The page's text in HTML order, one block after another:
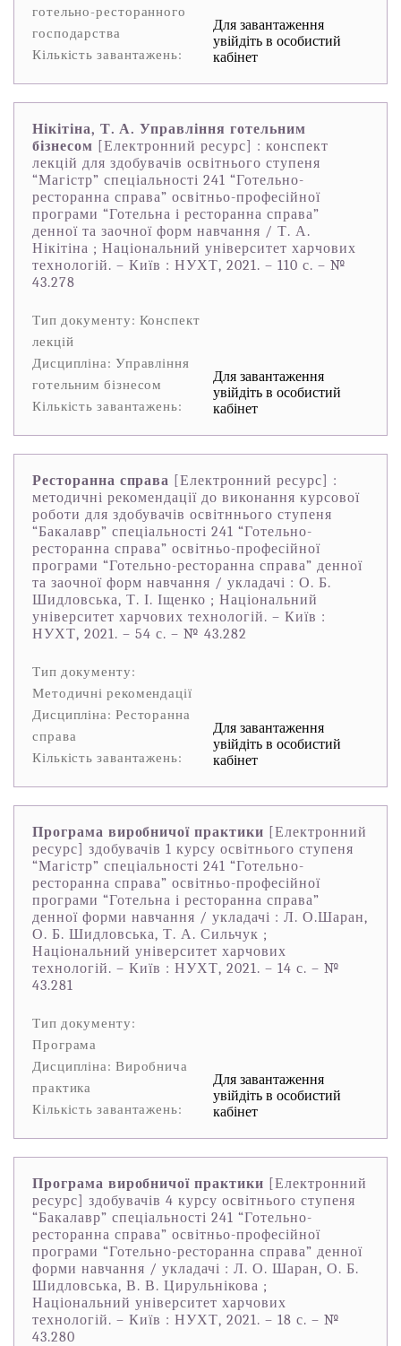
готельно-ресторанного
господарства
Кількість завантажень:
Для завантаження
увійдіть в особистий
кабінет
Нікітіна, Т. А. Управління готельним
бізнесом [Електронний ресурс] : конспект
лекцій для здобувачів освітнього ступеня
“Магістр” спеціальності 241 “Готельно-
ресторанна справа” освітньо-професійної
програми “Готельна і ресторанна справа”
денної та заочної форм навчання / Т. А.
Нікітіна ; Національний університет харчових
технологій. – Київ : НУХТ, 2021. – 110 с. – №
43.278
Тип документу: Конспект
лекцій
Дисципліна: Управління
готельним бізнесом
Кількість завантажень:
Для завантаження
увійдіть в особистий
кабінет
Ресторанна справа [Електронний ресурс] :
методичні рекомендації до виконання курсової
роботи для здобувачів освітннього ступеня
“Бакалавр” спеціальності 241 “Готельно-
ресторанна справа” освітньо-професійної
програми “Готельно-ресторанна справа” денної
та заочної форм навчання / укладачі : О. Б.
Шидловська, Т. І. Іщенко ; Національний
університет харчових технологій. – Київ :
НУХТ, 2021. – 54 с. – № 43.282
Тип документу:
Методичні рекомендації
Дисципліна: Ресторанна
справа
Кількість завантажень:
Для завантаження
увійдіть в особистий
кабінет
Програма виробничої практики [Електронний
ресурс] здобувачів 1 курсу освітнього ступеня
“Магістр” спеціальності 241 “Готельно-
ресторанна справа” освітньо-професійної
програми “Готельна і ресторанна справа”
денної форми навчання / укладачі : Л. О.Шаран,
О. Б. Шидловська, Т. А. Сильчук ;
Національний університет харчових
технологій. – Київ : НУХТ, 2021. – 14 с. – №
43.281
Тип документу:
Програма
Дисципліна: Виробнича
практика
Кількість завантажень:
Для завантаження
увійдіть в особистий
кабінет
Програма виробничої практики [Електронний
ресурс] здобувачів 4 курсу освітнього ступеня
“Бакалавр” спеціальності 241 “Готельно-
ресторанна справа” освітньо-професійної
програми “Готельно-ресторанна справа” денної
форми навчання / укладачі : Л. О. Шаран, О. Б.
Шидловська, В. В. Цирульнікова ;
Національний університет харчових
технологій. – Київ : НУХТ, 2021. – 18 с. – №
43.280